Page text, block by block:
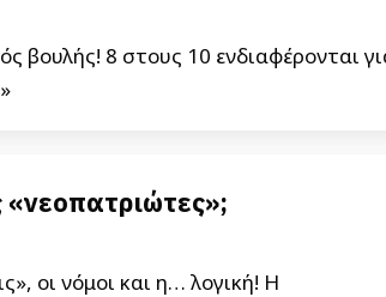
βουλής! 8 στους 10 ενδιαφέρονται
οι νόμοι και η… λογική! Η